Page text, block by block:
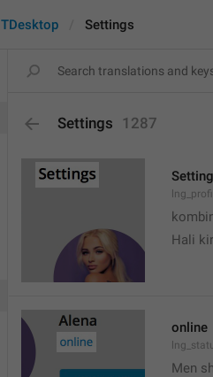
TDesktop Settings
Settings 1287
Hali
online
Men